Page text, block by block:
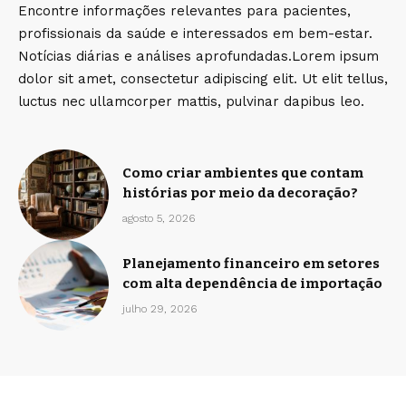
Encontre informações relevantes para pacientes,
profissionais da saúde e interessados em bem-estar.
Notícias diárias e análises aprofundadas.Lorem ipsum
dolor sit amet, consectetur adipiscing elit. Ut elit tellus,
luctus nec ullamcorper mattis, pulvinar dapibus leo.
Como criar ambientes que contam
histórias por meio da decoração?
agosto 5, 2026
Planejamento financeiro em setores
com alta dependência de importação
julho 29, 2026